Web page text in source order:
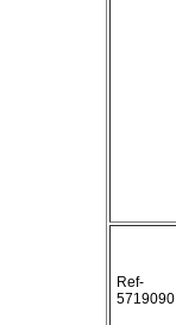
Ref-
5719090